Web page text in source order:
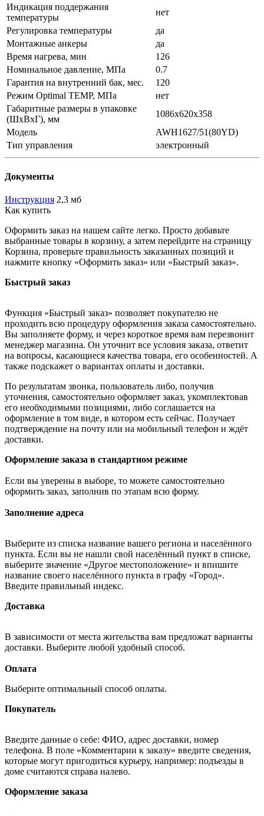
Индикация поддержания
температуры
нет
Регулировка температуры
да
Монтажные анкеры
да
Время нагрева, мин
126
Номинальное давление, МПа
0.7
Гарантия на внутренний бак, мес.
120
Режим Optimal TEMP, МПа
нет
Габаритные размеры в упаковке
(ШxВxГ), мм
1086x620x358
Модель
AWH1627/51(80YD)
Тип управления
электронный
Документы
Инструкция 2,3 мб
Как купить
Оформить заказ на нашем сайте легко. Просто добавьте
выбранные товары в корзину, а затем перейдите на страницу
Корзина, проверьте правильность заказанных позиций и
нажмите кнопку «Оформить заказ» или «Быстрый заказ».
Быстрый заказ
Функция «Быстрый заказ» позволяет покупателю не
проходить всю процедуру оформления заказа самостоятельно.
Вы заполняете форму, и через короткое время вам перезвонит
менеджер магазина. Он уточнит все условия заказа, ответит
на вопросы, касающиеся качества товара, его особенностей. А
также подскажет о вариантах оплаты и доставки.
По результатам звонка, пользователь либо, получив
уточнения, самостоятельно оформляет заказ, укомплектовав
его необходимыми позициями, либо соглашается на
оформление в том виде, в котором есть сейчас. Получает
подтверждение на почту или на мобильный телефон и ждёт
доставки.
Оформление заказа в стандартном режиме
Если вы уверены в выборе, то можете самостоятельно
оформить заказ, заполнив по этапам всю форму.
Заполнение адреса
Выберите из списка название вашего региона и населённого
пункта. Если вы не нашли свой населённый пункт в списке,
выберите значение «Другое местоположение» и впишите
название своего населённого пункта в графу «Город».
Введите правильный индекс.
Доставка
В зависимости от места жительства вам предложат варианты
доставки. Выберите любой удобный способ.
Оплата
Выберите оптимальный способ оплаты.
Покупатель
Введите данные о себе: ФИО, адрес доставки, номер
телефона. В поле «Комментарии к заказу» введите сведения,
которые могут пригодиться курьеру, например: подъезды в
доме считаются справа налево.
Оформление заказа